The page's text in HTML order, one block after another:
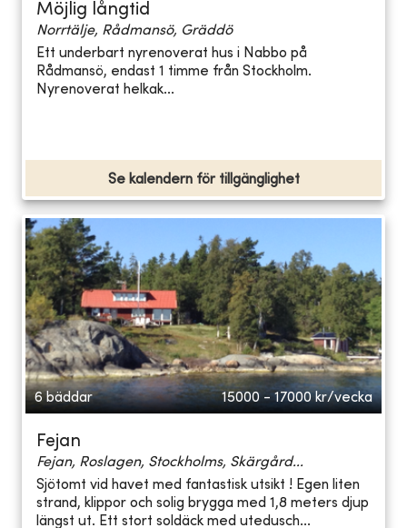
Möjlig långtid
Norrtälje, Rådmansö, Gräddö
Ett underbart nyrenoverat hus i Nabbo på
Rådmansö, endast 1 timme från Stockholm.
Nyrenoverat helkak...
Se kalendern för tillgänglighet
6 bäddar 15000 - 17000 kr/vecka
Fejan
Fejan, Roslagen, Stockholms, Skärgård...
Sjötomt vid havet med fantastisk utsikt ! Egen liten
strand, klippor och solig brygga med 1,8 meters djup
längst ut. Ett stort soldäck med utedusch...